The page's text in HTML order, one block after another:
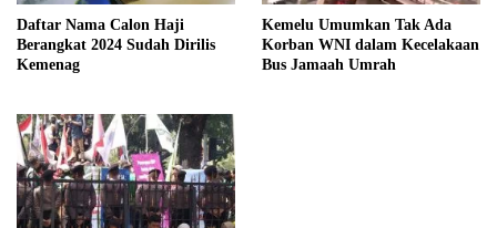
Daftar Nama Calon Haji
Berangkat 2024 Sudah Dirilis
Kemenag
Kemelu Umumkan Tak Ada
Korban WNI dalam Kecelakaan
Bus Jamaah Umrah